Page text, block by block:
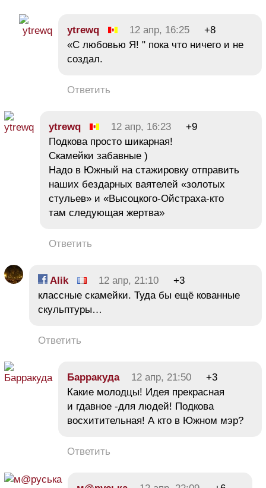
ytrewq 12 апр, 16:25
+8
«С любовью Я! " пока что ничего и не
создал.
Ответить
ytrewq 12 апр, 16:23
+9
Подкова просто шикарная!
Скамейки забавные )
Надо в Южный на стажировку отправить
наших бездарных ваятелей «золотых
стульев» и «Высоцкого-Ойстраха-кто
там следующая жертва»
Ответить
Alik 12 апр, 21:10
+3
классные скамейки. Туда бы ещё кованные
скульптуры…
Ответить
Барракуда 12 апр, 21:50
+3
Какие молодцы! Идея прекрасная
и гдавное -для людей! Подкова
восхитительная! А кто в Южном мэр?
Ответить